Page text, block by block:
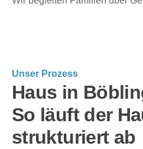
Unser Prozess
Haus in
So läuft der
strukturiert ab